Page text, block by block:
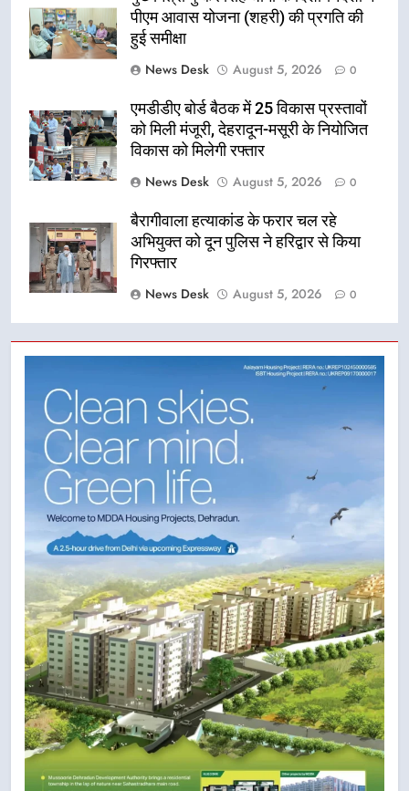
पीएम आवास योजना (शहरी) की प्रगति की
हुई समीक्षा
News Desk
August 5, 2026 0
एमडीडीए बोर्ड बैठक में 25 विकास प्रस्तावों
को मिली मंजूरी, देहरादून-मसूरी के नियोजित
विकास को मिलेगी रफ्तार
News Desk
August 5, 2026 0
बैरागीवाला हत्याकांड के फरार चल रहे
अभियुक्त को दून पुलिस ने हरिद्वार से किया
गिरफ्तार
News Desk
August 5, 2026 0